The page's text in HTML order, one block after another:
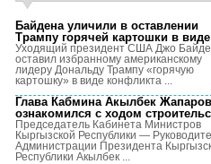
Байдена уличили в оставлении
Трампу горячей картошки в
Уходящий президент США Джо
оставил избранному американскому
лидеру Дональду Трампу «горячую
картошку» в виде конфликта ...
Глава Кабмина Акылбек Жапаров
ознакомился с ходом
Председатель Кабинета Министров
Кыргызской Республики —
Администрации Президента
Республики Акылбек ...